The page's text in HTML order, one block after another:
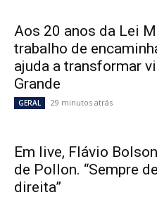
Aos 20 anos da Lei
trabalho de
ajuda a transformar
Grande
GERAL 29 minutos atrás
Em live, Flávio
de Pollon. “Sempre
direita”